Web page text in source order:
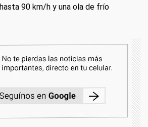
90 km/h y una ola de frío